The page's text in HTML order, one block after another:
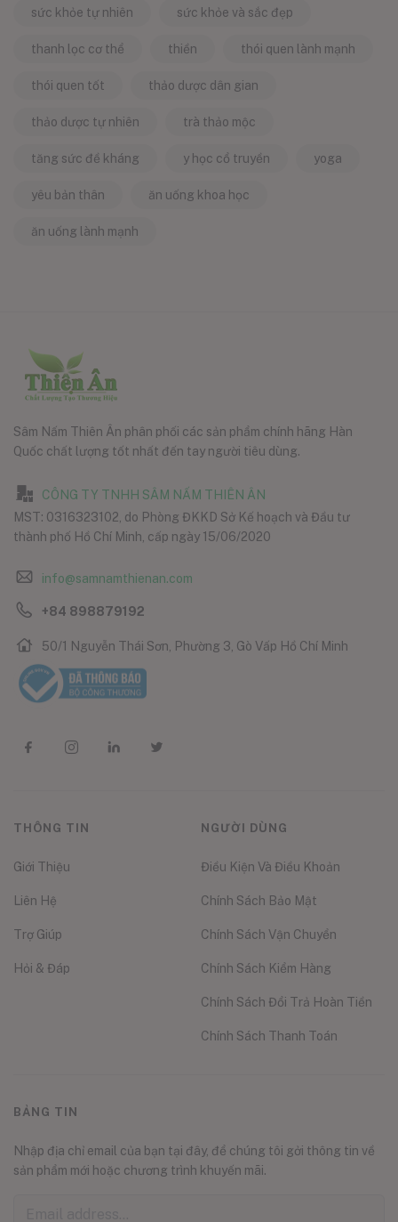
sức khỏe tự nhiên sức khỏe và sắc đẹp
thanh lọc cơ thể thiền thói quen lành mạnh
thói quen tốt thảo dược dân gian
thảo dược tự nhiên trà thảo mộc
tăng sức đề kháng y học cổ truyền yoga
yêu bản thân ăn uống khoa học
ăn uống lành mạnh
Sâm Nấm Thiên Ân phân phối các sản phẩm chính hãng Hàn
Quốc chất lượng tốt nhất đến tay người tiêu dùng.
CÔNG TY TNHH SÂM NẤM THIÊN ÂN
MST: 0316323102, do Phòng ĐKKD Sở Kế hoạch và Đầu tư
thành phố Hồ Chí Minh, cấp ngày 15/06/2020
info@samnamthienan.com
+84 898879192
50/1 Nguyễn Thái Sơn, Phường 3, Gò Vấp Hồ Chí Minh
THÔNG TIN
Giới Thiệu
Liên Hệ
Trợ Giúp
Hỏi & Đáp
NGƯỜI DÙNG
Điều Kiện Và Điều Khoản
Chính Sách Bảo Mật
Chính Sách Vận Chuyển
Chính Sách Kiểm Hàng
Chính Sách Đổi Trả Hoàn Tiền
Chính Sách Thanh Toán
BẢNG TIN
Nhập địa chỉ email của bạn tại đây, để chúng tôi gởi thông tin về
sản phẩm mới hoặc chương trình khuyến mãi.